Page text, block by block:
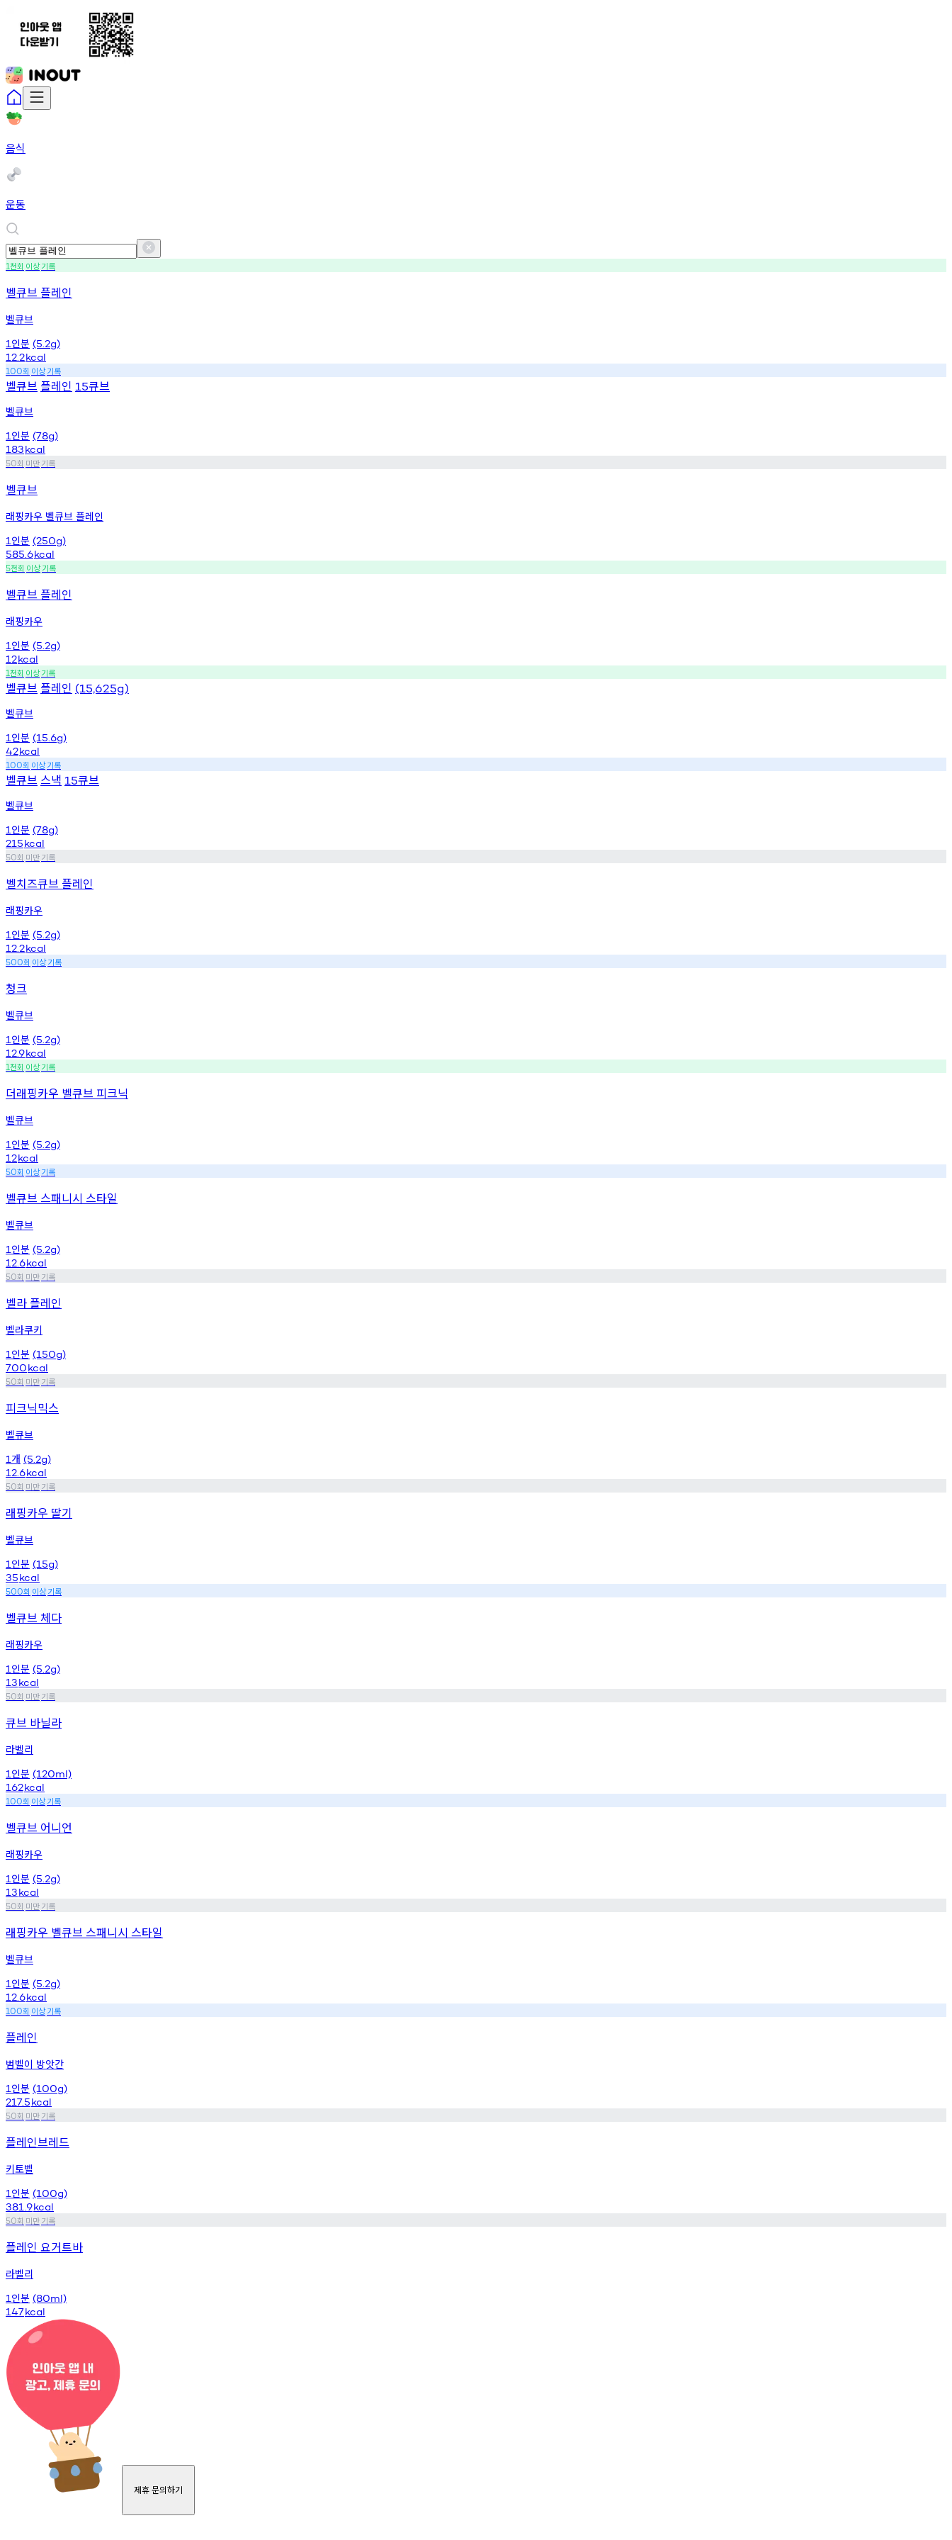
음식
운동
1천회 이상기록
벨큐브 플레인
벨큐브
1 인분 (5.2g)
12.2kcal
100회 이상기록
벨큐브 플레인 15큐브
벨큐브
1 인분 (78g)
183kcal
50회 미만기록
벨큐브
래핑카우 벨큐브 플레인
1 인분 (250g)
585.6kcal
5천회 이상기록
벨큐브 플레인
래핑카우
1 인분 (5.2g)
12kcal
1천회 이상기록
벨큐브 플레인 (15,625g)
벨큐브
1 인분 (15.6g)
42kcal
100회 이상기록
벨큐브 스낵 15큐브
벨큐브
1 인분 (78g)
215kcal
50회 미만기록
벨치즈큐브 플레인
래핑카우
1 인분 (5.2g)
12.2kcal
500회 이상기록
청크
벨큐브
1 인분 (5.2g)
12.9kcal
1천회 이상기록
더래핑카우 벨큐브 피크닉
벨큐브
1 인분 (5.2g)
12kcal
50회 이상기록
벨큐브 스패니시 스타일
벨큐브
1 인분 (5.2g)
12.6kcal
50회 미만기록
벨라 플레인
벨라쿠키
1 인분 (150g)
700kcal
50회 미만기록
피크닉믹스
벨큐브
1 개 (5.2g)
12.6kcal
50회 미만기록
래핑카우 딸기
벨큐브
1 인분 (15g)
35kcal
500회 이상기록
벨큐브 체다
래핑카우
1 인분 (5.2g)
13kcal
50회 미만기록
큐브 바닐라
라벨리
1 인분 (120ml)
162kcal
100회 이상기록
벨큐브 어니언
래핑카우
1 인분 (5.2g)
13kcal
50회 미만기록
래핑카우 벨큐브 스패니시 스타일
벨큐브
1 인분 (5.2g)
12.6kcal
100회 이상기록
플레인
범벨이 방앗간
1 인분 (100g)
217.5kcal
50회 미만기록
플레인브레드
키토벨
1 인분 (100g)
381.9kcal
50회 미만기록
플레인 요거트바
라벨리
1 인분 (80ml)
147kcal
제휴 문의하기